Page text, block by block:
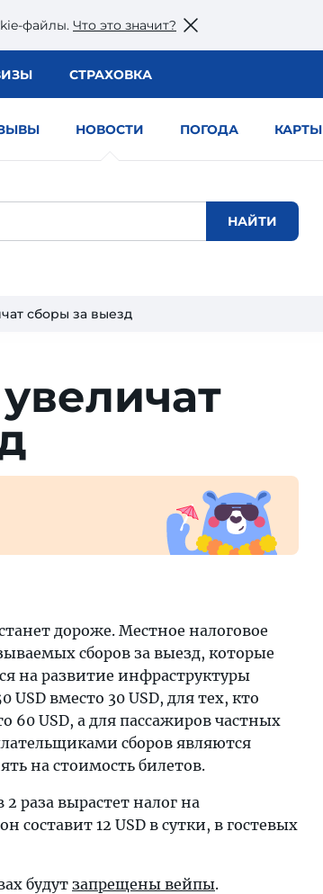
файлы. Что это значит?
СТРАХОВКА
НОВОСТИ ПОГОДА КАРТЫ
сборы за выезд
дороже. Местное налоговое
сборов за выезд, которые
на развитие инфраструктуры
USD вместо 30 USD, для тех, кто
60 USD, а для пассажиров частных
сборов являются
на стоимость билетов.
раза вырастет налог на
составит 12 USD в сутки, в гостевых
будутзапрещены вейпы.